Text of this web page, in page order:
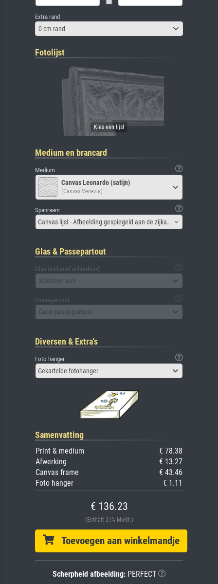
Extra rand
0 cm rand
Fotolijst
Medium en brancard
Medium
Canvas Leonardo (satijn)
(Canvas Venezia)
Spanraam
Canvas lijst - Afbeelding gespiegeld aan de zijkant
Glas & Passepartout
Glas (inclusief achterbord)
Selecteer aub
Passe-partout
Geen passe-partout
Diversen & Extra's
Foto hanger
Gekartelde fotohanger
Samenvatting
Print & medium
€ 78.38
Afwerking
€ 13.27
Canvas frame
€ 43.46
Foto hanger
€ 1.11
€ 136.23
(Enthält 21% MwSt.)
Toevoegen aan winkelmandje
Scherpheid afbeelding:PERFECT